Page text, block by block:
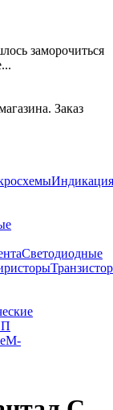
заморочиться
Заказ
Индикация
Светодиодные
М-